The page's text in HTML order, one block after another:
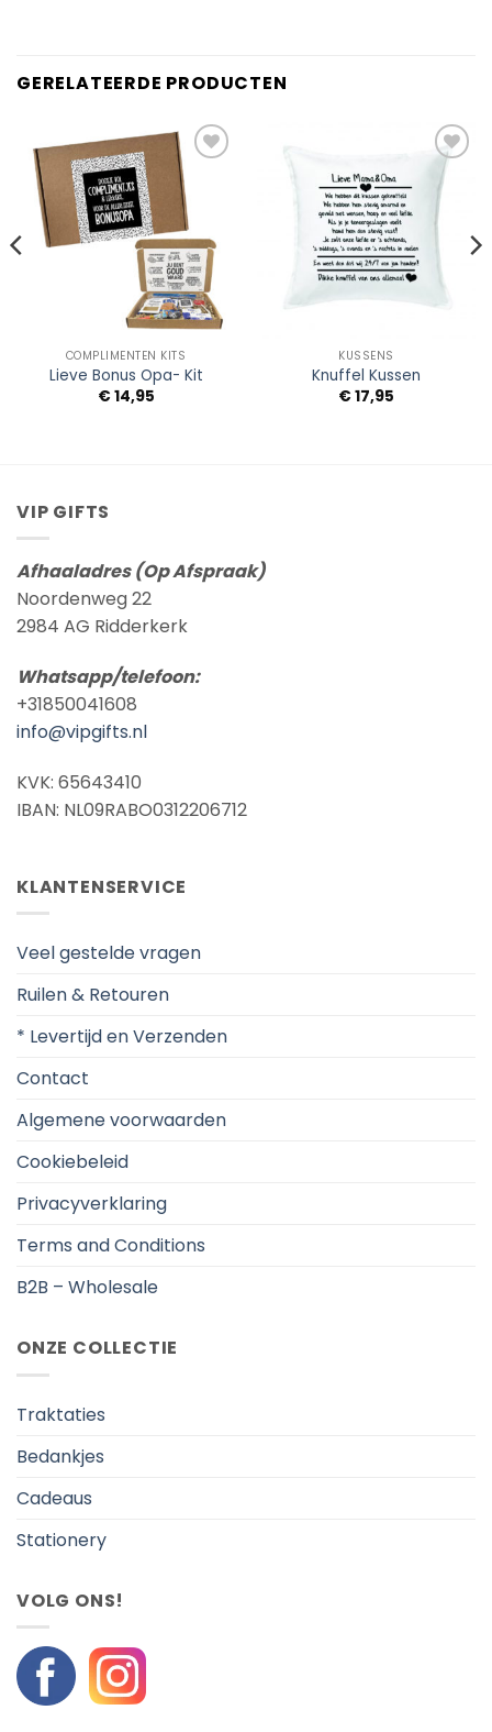
GERELATEERDE PRODUCTEN
Add to
Wishlist
COMPLIMENTEN KITS
Lieve Bonus Opa- Kit
€14,95
Add to
Wishlist
KUSSENS
Knuffel Kussen
€17,95
VIP GIFTS
Afhaaladres (Op Afspraak)
Noordenweg 22
2984 AG Ridderkerk
Whatsapp/telefoon:
+31850041608
info@vipgifts.nl
KVK: 65643410
IBAN: NL09RABO0312206712
KLANTENSERVICE
Veel gestelde vragen
Ruilen & Retouren
* Levertijd en Verzenden
Contact
Algemene voorwaarden
Cookiebeleid
Privacyverklaring
Terms and Conditions
B2B – Wholesale
ONZE COLLECTIE
Traktaties
Bedankjes
Cadeaus
Stationery
VOLG ONS!